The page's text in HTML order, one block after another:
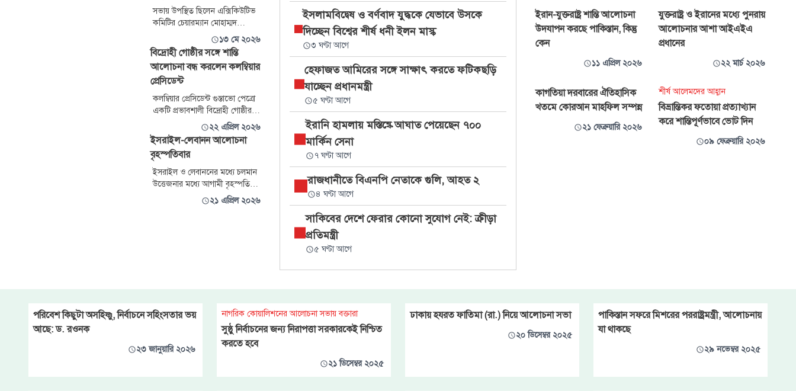
সভায় উপস্থিত ছিলেন এক্সিকিউটিভ
কমিটির চেয়ারম্যান মোহাম্মদ
খুরশীদ ওয়াহাব, অডিট কমিটির
চেয়ারম্যান মো. আবদুস সালাম
এফসিএ, এফসিএস, রিস্ক
ম্যানেজমেন্ট কমিটির চেয়ারম্যান এস
এম আব্দুল হামিদ এফসিএ, স্বতন্ত্র
পরিচালক প্রফেসর ড. এম মাসুদ
রহমান এবং ব্যাংকের ম্যানেজিং
ডাইরেক্টর (চলতি দায়িত্ব) মো.
আলতাফ হুসাইন।
১৩ মে ২০২৬
বিদ্রোহী গোষ্ঠীর সঙ্গে শান্তি
আলোচনা বন্ধ করলেন কলম্বিয়ার
প্রেসিডেন্ট
কলম্বিয়ার প্রেসিডেন্ট গুস্তাভো পেত্রো
একটি প্রভাবশালী বিদ্রোহী গোষ্ঠীর
সঙ্গে চলমান শান্তি আলোচনা বন্ধের
ঘোষণা দিয়েছেন। এটি তার মাদক-
সম্পর্কিত সশস্ত্র গোষ্ঠীগুলোর বিরুদ্ধে
লড়াইয়ে বড় ধাক্কা হিসেবে দেখা
হচ্ছে।
২২ এপ্রিল ২০২৬
ইসরাইল-লেবানন আলোচনা
বৃহস্পতিবার
ইসরাইল ও লেবাননের মধ্যে চলমান
উত্তেজনার মধ্যে আগামী বৃহস্পতিবার
নতুন করে আলোচনা অনুষ্ঠিত হতে
যাচ্ছে। যুক্তরাষ্ট্রের পররাষ্ট্র দপ্তরের
২১ এপ্রিল ২০২৬
ইসলামবিদ্বেষ ও বর্ণবাদ যুদ্ধকে যেভাবে উসকে
দিচ্ছেন বিশ্বের শীর্ষ ধনী ইলন মাস্ক
৩ ঘণ্টা আগে
হেফাজত আমিরের সঙ্গে সাক্ষাৎ করতে ফটিকছড়ি
যাচ্ছেন প্রধানমন্ত্রী
৫ ঘণ্টা আগে
ইরানি হামলায় মস্তিষ্কে আঘাত পেয়েছেন ৭০০
মার্কিন সেনা
৭ ঘণ্টা আগে
রাজধানীতে বিএনপি নেতাকে গুলি, আহত ২
৪ ঘণ্টা আগে
সাকিবের দেশে ফেরার কোনো সুযোগ নেই: ক্রীড়া
প্রতিমন্ত্রী
৫ ঘণ্টা আগে
ইরান-যুক্তরাষ্ট্র শান্তি আলোচনা
উদযাপন করছে পাকিস্তান, কিন্তু
কেন
১১ এপ্রিল ২০২৬
যুক্তরাষ্ট্র ও ইরানের মধ্যে পুনরায়
আলোচনার আশা আইএইএ
প্রধানের
২২ মার্চ ২০২৬
কাগতিয়া দরবারের ঐতিহাসিক
খতমে কোরআন মাহফিল সম্পন্ন
২১ ফেব্রুয়ারি ২০২৬
শীর্ষ আলেমদের আহ্বান
বিভ্রান্তিকর ফতোয়া প্রত্যাখ্যান
করে শান্তিপূর্ণভাবে ভোট দিন
০৯ ফেব্রুয়ারি ২০২৬
পরিবেশ কিছুটা অসহিষ্ণু, নির্বাচনে সহিংসতার ভয়
আছে: ড. রওনক
২৩ জানুয়ারি ২০২৬
নাগরিক কোয়ালিশনের আলোচনা সভায় বক্তারা
সুষ্ঠু নির্বাচনের জন্য নিরাপত্তা সরকারকেই নিশ্চিত
করতে হবে
২১ ডিসেম্বর ২০২৫
ঢাকায় হযরত ফাতিমা (রা.) নিয়ে আলোচনা সভা
২০ ডিসেম্বর ২০২৫
পাকিস্তান সফরে মিশরের পররাষ্ট্রমন্ত্রী, আলোচনায়
যা থাকছে
২৯ নভেম্বর ২০২৫